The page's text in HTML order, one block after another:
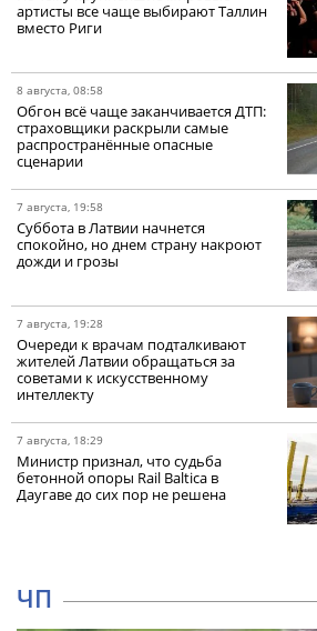
артисты все чаще выбирают Таллин
вместо Риги
8 августа, 08:58
Обгон всё чаще заканчивается ДТП:
страховщики раскрыли самые
распространённые опасные
сценарии
7 августа, 19:58
Суббота в Латвии начнется
спокойно, но днем страну накроют
дожди и грозы
7 августа, 19:28
Очереди к врачам подталкивают
жителей Латвии обращаться за
советами к искусственному
интеллекту
7 августа, 18:29
Министр признал, что судьба
бетонной опоры Rail Baltica в
Даугаве до сих пор не решена
ЧП